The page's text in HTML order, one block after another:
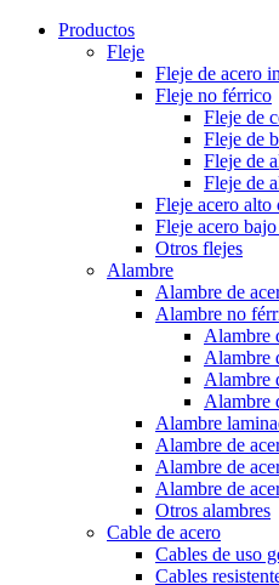
Productos
Fleje
Fleje de acero
Fleje no férrico
Fleje de
Fleje de
Fleje de
Fleje de
Fleje acero alto
Fleje acero
Otros flejes
Alambre
Alambre de
Alambre no
Alambre
Alambre
Alambre
Alambre
Alambre
Alambre de
Alambre de
Alambre de
Otros alambres
Cable de acero
Cables de uso
Cables